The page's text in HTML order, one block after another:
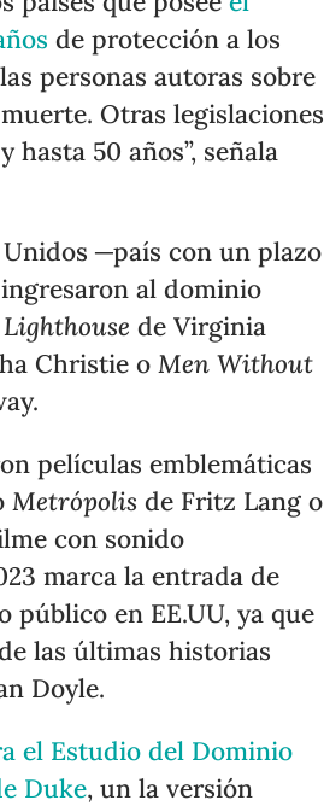
de protección a los
personas autoras sobre
Otras legislaciones
hasta 50 años”, señala
─país con un plazo
al dominio
de Virginia
Christie oMen Without
películas emblemáticas
Metrópolis de Fritz Lang o
con sonido
marca la entrada de
público en EE.UU, ya que
las últimas historias
Doyle.
el Estudio del Dominio
Duke, un la versión